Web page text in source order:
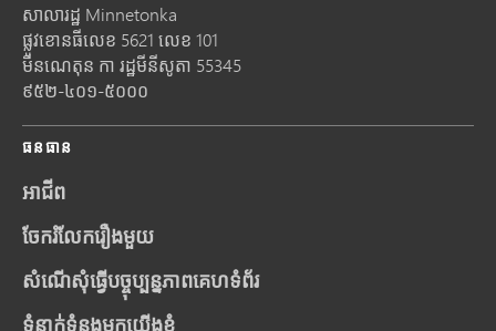
សាលារដ្ឋ Minnetonka
ផ្លូវខោនធីលេខ 5621 លេខ 101
មីនណេតុន កា រដ្ឋមីនីសូតា 55345
៩៥២-៤០១-៥០០០
ធនធាន
អាជីព
ចែករំលែករឿងមួយ
សំណើសុំធ្វើបច្ចុប្បន្នភាពគេហទំព័រ
ទំនាក់ទំនងមកយើងខ្ញុំ